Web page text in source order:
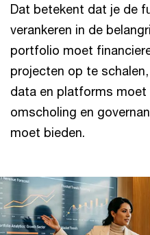
Dat betekent dat je de
verankeren in de
portfolio moet
projecten op te
data en platforms moet
omscholing en
moet bieden.